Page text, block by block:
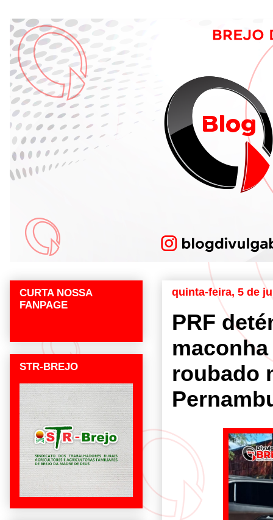
quinta-feira, 5 de
PRF
roubado
CURTA NOSSA
FANPAGE
STR-BREJO